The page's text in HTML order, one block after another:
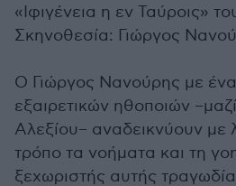
«Ιφιγένεια η εν Ταύροις»
Σκηνοθεσία: Γιώργος
Ο Γιώργος Νανούρης με
εξαιρετικών ηθοποιών
Αλεξίου– αναδεικνύουν με
τρόπο τα νοήματα και τη
ξεχωριστής αυτής